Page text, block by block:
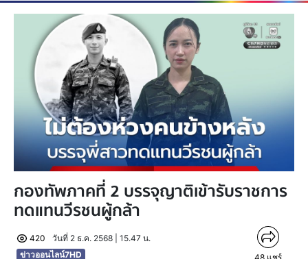
กองทัพภาคที่ 2 บรรจุญาติเข้ารับราชการ
ทดแทนวีรชนผู้กล้า
420
วันที่ 2 ธ.ค. 2568 | 15.47 น.
ข่าวออนไลน์7HD